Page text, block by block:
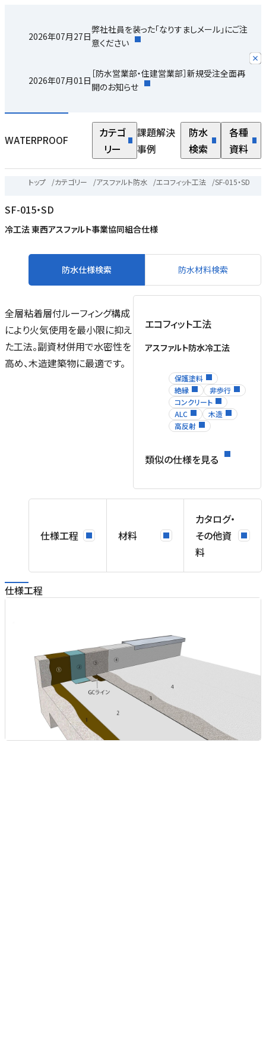
2026年07月27日
弊社社員を装った「なりすましメール」にご注
意ください
2026年07月01日
［防水営業部・住建営業部］新規受注全面再
開のお知らせ
WATERPROOF
カテゴ
リー
課題解決
事例
防水
検索
各種
資料
トップ /カテゴリー /アスファルト防水 /エコフィット工法 /SF-015・SD
SF-015・SD
冷工法 東西アスファルト事業協同組合仕様
防水仕様検索 防水材料検索
全層粘着層付ルーフィング構成
により火気使用を最小限に抑え
た工法。副資材併用で水密性を
高め、木造建築物に最適です。
エコフィット工法
アスファルト防水冷工法
保護塗料
絶縁
非歩行
コンクリート
ALC
木造
高反射
類似の仕様を見る
仕様工程 材料
カタログ・
その他資
料
仕様工程